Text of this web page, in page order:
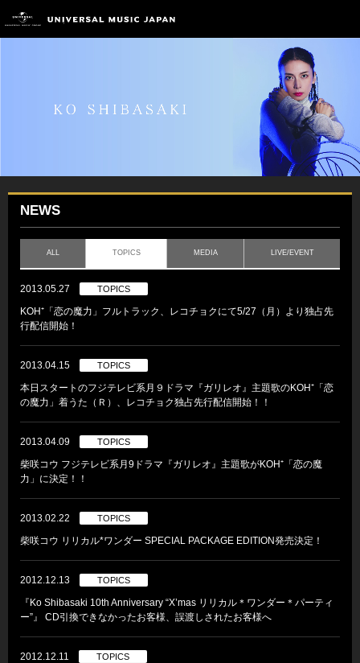
NEWS
ALL TOPICS MEDIA LIVE/EVENT
2013.05.27 TOPICS
KOH⁺「恋の魔力」フルトラック、レコチョクにて5/27（月）より独占先
行配信開始！
2013.04.15 TOPICS
本日スタートのフジテレビ系月９ドラマ『ガリレオ』主題歌のKOH⁺「恋
の魔力」着うた（Ｒ）、レコチョク独占先行配信開始！！
2013.04.09 TOPICS
柴咲コウ フジテレビ系月9ドラマ『ガリレオ』主題歌がKOH⁺「恋の魔
力」に決定！！
2013.02.22 TOPICS
柴咲コウ リリカル*ワンダー SPECIAL PACKAGE EDITION発売決定！
2012.12.13 TOPICS
『Ko Shibasaki 10th Anniversary “X’mas リリカル＊ワンダー＊パーティ
ー”』 CD引換できなかったお客様、誤渡しされたお客様へ
2012.12.11 TOPICS